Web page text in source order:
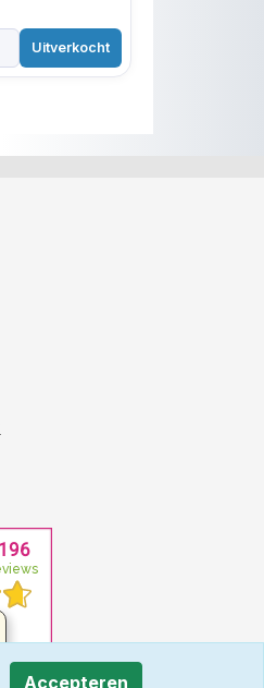
Accepteren